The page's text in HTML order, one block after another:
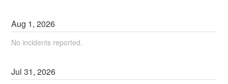
Aug 1,2026
No incidents reported.
Jul31,2026